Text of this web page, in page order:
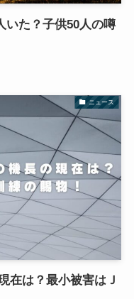
いた？子供50人の噂
ニュース
在は？最小被害はＪ